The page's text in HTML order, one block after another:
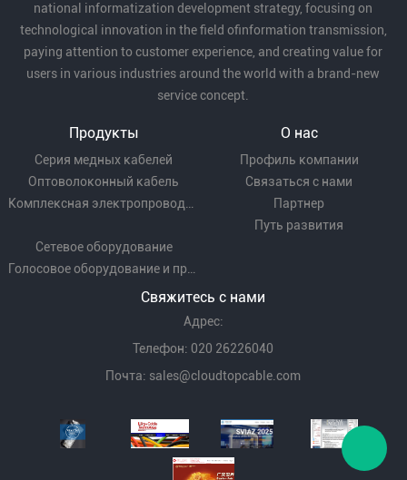
national informatization development strategy, focusing on
technological innovation in the field ofinformation transmission,
paying attention to customer experience, and creating value for
users in various industries around the world with a brand-new
service concept.
Продукты
Серия медных кабелей
Оптоволоконный кабель
Сетевое оборудование
О нас
Профиль компании
Связаться с нами
Партнер
Путь развития
Свяжитесь с нами
Адрес:
Телефон: 020 26226040
Почта: sales@cloudtopcable.com